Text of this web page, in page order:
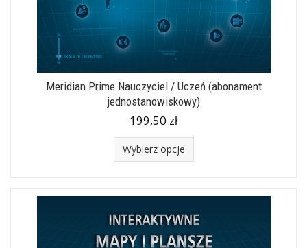
Meridian Prime Nauczyciel / Uczeń (abonament
jednostanowiskowy)
199,50 zł
Wybierz opcje